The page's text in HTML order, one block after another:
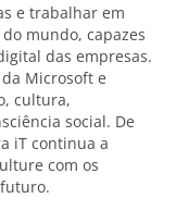
e trabalhar em
mundo, capazes
das empresas.
Microsoft e
cultura,
social. De
iT continua a
com os